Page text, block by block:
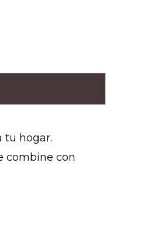
tu hogar.
combine con